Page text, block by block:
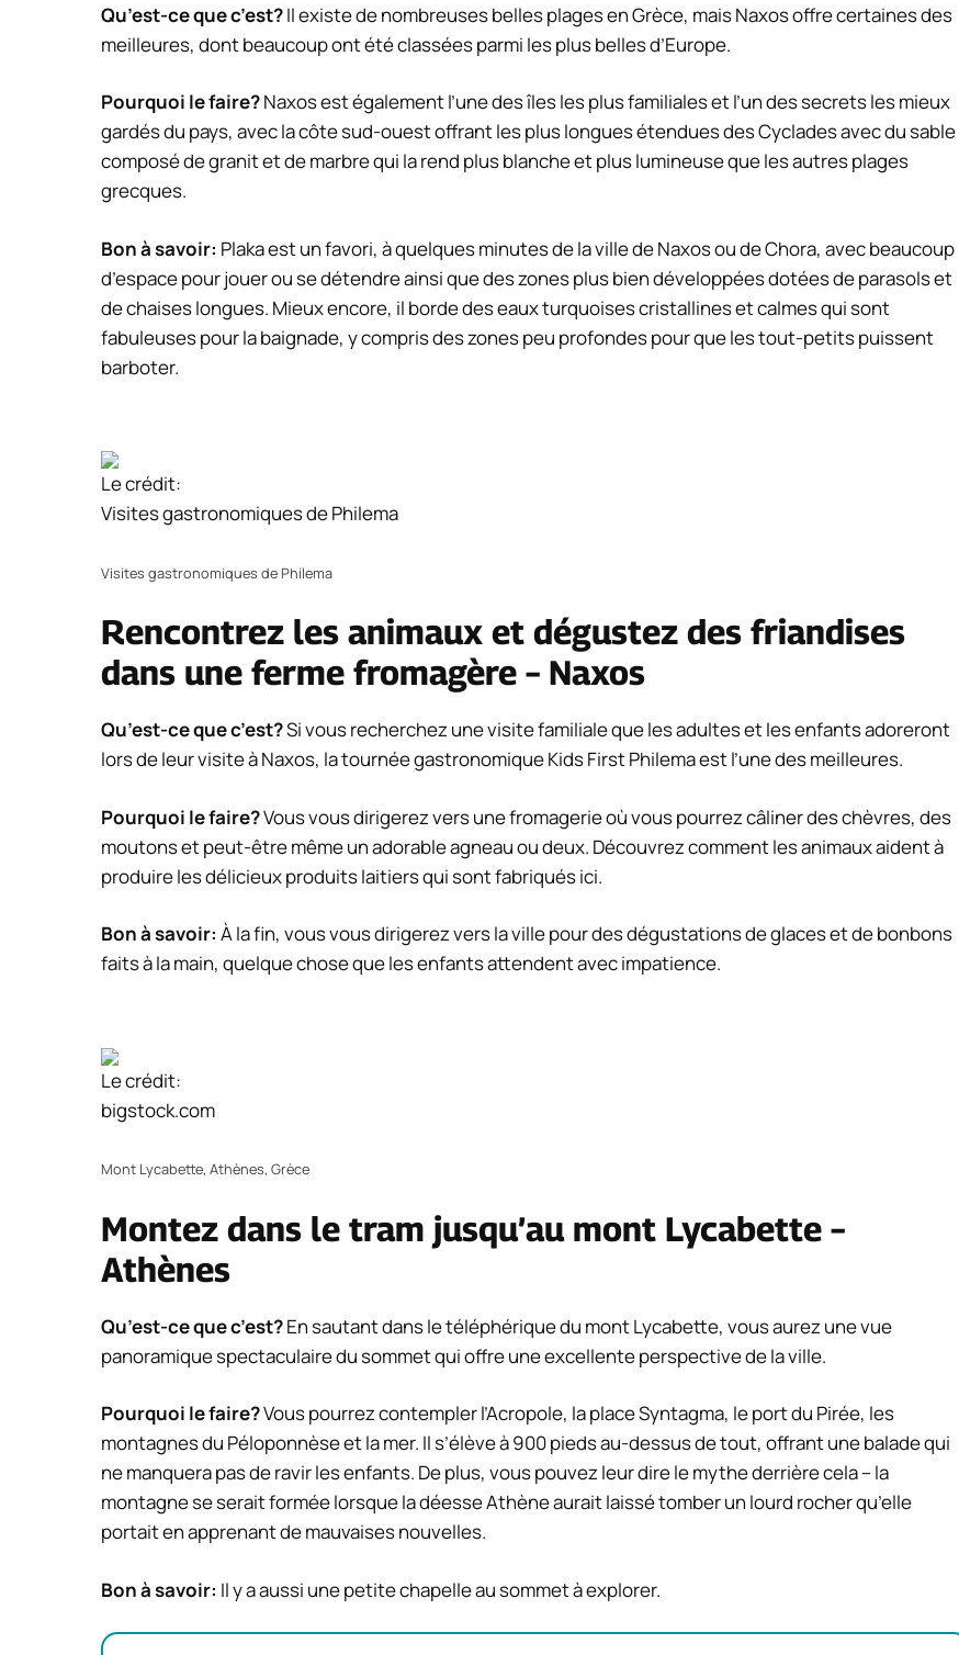
Qu’est-ce que c’est?Il existe de nombreuses belles plages en Grèce, mais Naxos offre certaines des
meilleures, dont beaucoup ont été classées parmi les plus belles d’Europe.
Pourquoi le faire?Naxos est également l’une des îles les plus familiales et l’un des secrets les mieux
gardés du pays, avec la côte sud-ouest offrant les plus longues étendues des Cyclades avec du sable
composé de granit et de marbre qui la rend plus blanche et plus lumineuse que les autres plages
grecques.
Bon à savoir: Plaka est un favori, à quelques minutes de la ville de Naxos ou de Chora, avec beaucoup
d’espace pour jouer ou se détendre ainsi que des zones plus bien développées dotées de parasols et
de chaises longues. Mieux encore, il borde des eaux turquoises cristallines et calmes qui sont
fabuleuses pour la baignade, y compris des zones peu profondes pour que les tout-petits puissent
barboter.
Le crédit:
Visites gastronomiques de Philema
Visites gastronomiques de Philema
Rencontrez les animaux et dégustez des friandises
dans une ferme fromagère – Naxos
Qu’est-ce que c’est?Si vous recherchez une visite familiale que les adultes et les enfants adoreront
lors de leur visite à Naxos, la tournée gastronomique Kids First Philema est l’une des meilleures.
Pourquoi le faire?Vous vous dirigerez vers une fromagerie où vous pourrez câliner des chèvres, des
moutons et peut-être même un adorable agneau ou deux. Découvrez comment les animaux aident à
produire les délicieux produits laitiers qui sont fabriqués ici.
Bon à savoir: À la fin, vous vous dirigerez vers la ville pour des dégustations de glaces et de bonbons
faits à la main, quelque chose que les enfants attendent avec impatience.
Le crédit:
bigstock.com
Mont Lycabette, Athènes, Grèce
Montez dans le tram jusqu’au mont Lycabette –
Athènes
Qu’est-ce que c’est?En sautant dans le téléphérique du mont Lycabette, vous aurez une vue
panoramique spectaculaire du sommet qui offre une excellente perspective de la ville.
Pourquoi le faire?Vous pourrez contempler l’Acropole, la place Syntagma, le port du Pirée, les
montagnes du Péloponnèse et la mer. Il s’élève à 900 pieds au-dessus de tout, offrant une balade qui
ne manquera pas de ravir les enfants. De plus, vous pouvez leur dire le mythe derrière cela – la
montagne se serait formée lorsque la déesse Athène aurait laissé tomber un lourd rocher qu’elle
portait en apprenant de mauvaises nouvelles.
Bon à savoir: Il y a aussi une petite chapelle au sommet à explorer.